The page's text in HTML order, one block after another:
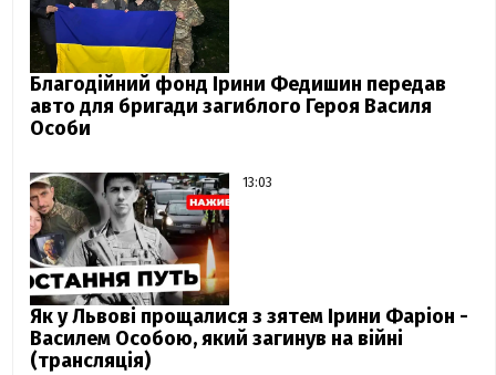
Благодійний фонд Ірини Федишин передав
авто для бригади загиблого Героя Василя
Особи
13:03
Як у Львові прощалися з зятем Ірини Фаріон -
Василем Особою, який загинув на війні
(трансляція)